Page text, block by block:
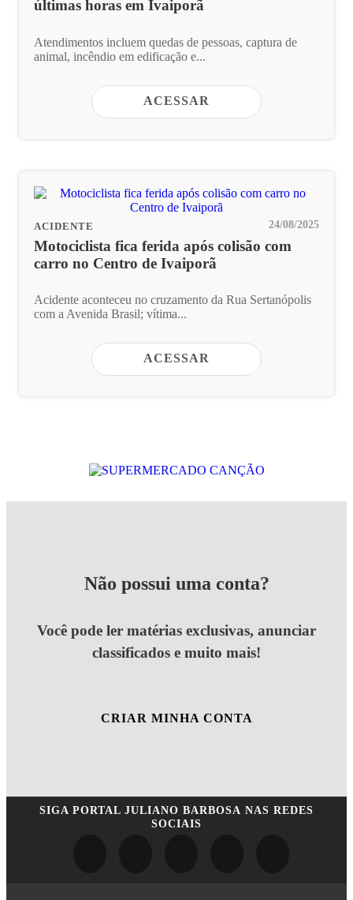
últimas horas em Ivaiporã
Atendimentos incluem quedas de pessoas, captura de
animal, incêndio em edificação e...
ACESSAR
ACIDENTE 24/08/2025
Motociclista fica ferida após colisão com
carro no Centro de Ivaiporã
Acidente aconteceu no cruzamento da Rua Sertanópolis
com a Avenida Brasil; vítima...
ACESSAR
Não possui uma conta?
Você pode ler matérias exclusivas, anunciar
classificados e muito mais!
CRIAR MINHA CONTA
SIGA PORTAL JULIANO BARBOSA NAS REDES
SOCIAIS